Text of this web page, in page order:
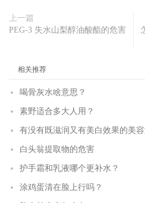
上一篇
PEG-3 失水山梨醇油酸酯的危害
相关推荐
喝骨灰水啥意思？
素野适合多大人用？
有没有既滋润又有美白效果的美容
白头翁提取物的危害
护手霜和乳液哪个更补水？
涂鸡蛋清在脸上行吗？